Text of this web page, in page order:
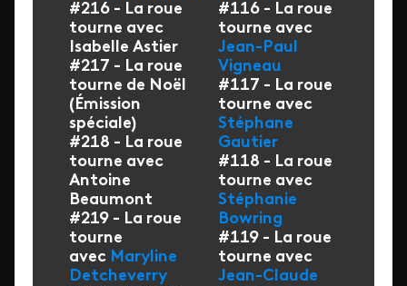
#216 - La roue
tourne avec
Isabelle Astier
#217 - La roue
tourne de Noël
(Émission
spéciale)
#218 - La roue
tourne avec
Antoine
Beaumont
#219 - La roue
tourne
avec Maryline
Detcheverry
#116 - La roue
tourne avec
Jean-Paul
Vigneau
#117 - La roue
tourne avec
Stéphane
Gautier
#118 - La roue
tourne avec
Stéphanie
Bowring
#119 - La roue
tourne avec
Jean-Claude